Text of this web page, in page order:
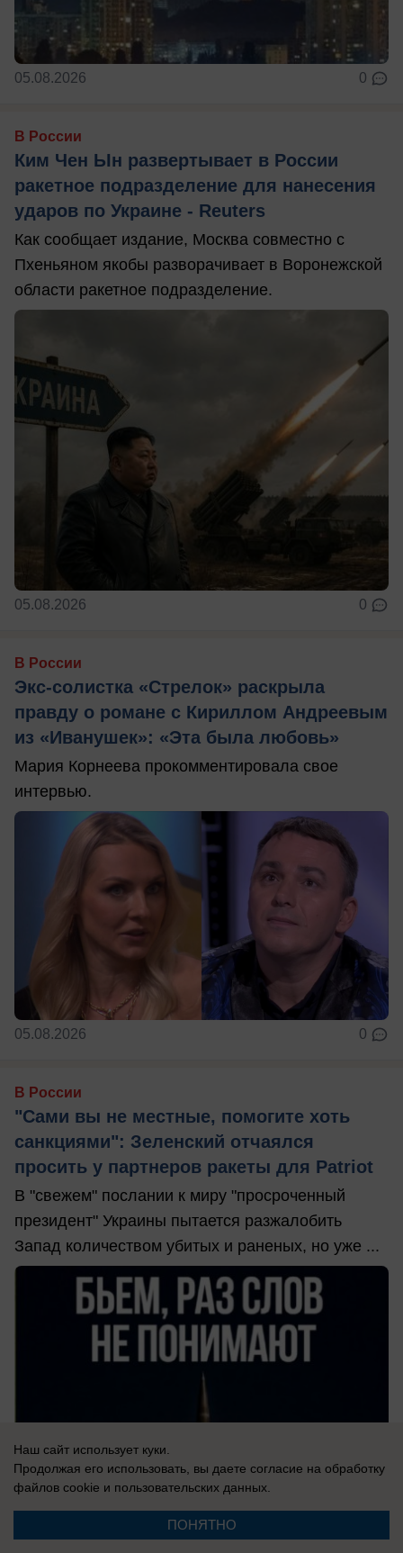
05.08.2026 0
В России
Ким Чен Ын развертывает в России
ракетное подразделение для нанесения
ударов по Украине - Reuters
Как сообщает издание, Москва совместно с
Пхеньяном якобы разворачивает в Воронежской
области ракетное подразделение.
05.08.2026 0
В России
Экс-солистка «Стрелок» раскрыла
правду о романе с Кириллом Андреевым
из «Иванушек»: «Эта была любовь»
Мария Корнеева прокомментировала свое
интервью.
05.08.2026 0
В России
"Сами вы не местные, помогите хоть
санкциями": Зеленский отчаялся
просить у партнеров ракеты для Patriot
В "свежем" послании к миру "просроченный
президент" Украины пытается разжалобить
Запад количеством убитых и раненых, но уже ...
Наш сайт использует куки.
Продолжая его использовать, вы даете согласие на обработку
файлов cookie и пользовательских данных.
ПОНЯТНО